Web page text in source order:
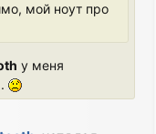
мой ноут про
у меня